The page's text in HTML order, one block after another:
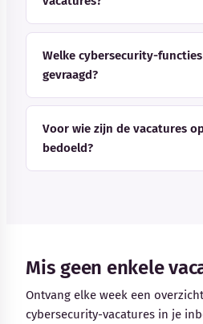
Welke cybersecurity-
gevraagd?
Voor wie zijn de vacatures
bedoeld?
Mis geen enkele
Ontvang elke week een
cybersecurity-vacatures in je